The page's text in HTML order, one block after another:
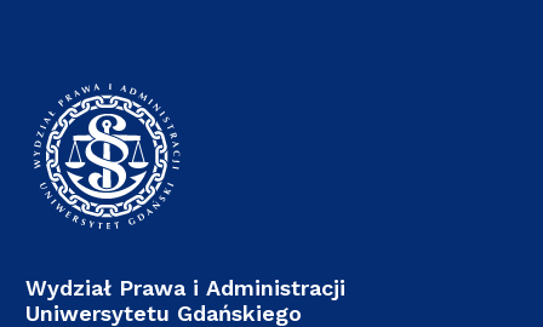
Wydział Prawa i Administracji
Uniwersytetu Gdańskiego